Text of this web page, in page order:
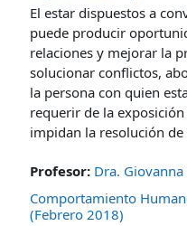
El estar dispuestos a
puede producir
relaciones y mejorar la
solucionar conflictos,
la persona con quien
requerir de la
impidan la resolución
Profesor: Dra.
Comportamiento
(Febrero 2018)